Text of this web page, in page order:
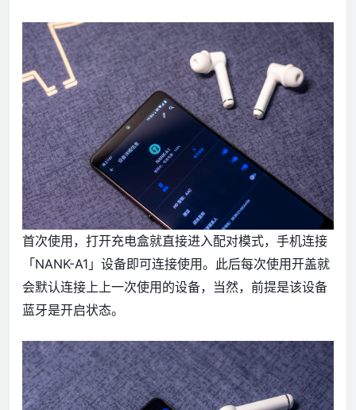
首次使用，打开充电盒就直接进入配对模式，手机连接
「NANK-A1」设备即可连接使用。此后每次使用开盖就
会默认连接上上一次使用的设备，当然，前提是该设备
蓝牙是开启状态。